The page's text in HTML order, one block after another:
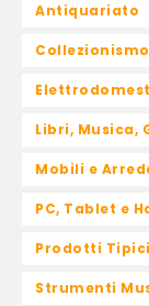
Antiquariato
Libri, Musica,
Mobili e
PC, Tablet e
Prodotti
Strumenti